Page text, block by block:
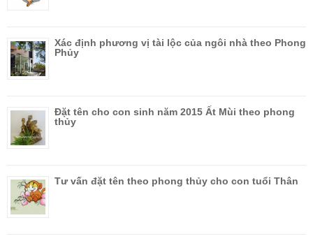
Xác định phương vị tài lộc của ngôi nhà theo Phong
Phủy
Đặt tên cho con sinh năm 2015 Ất Mùi theo phong
thủy
Tư vấn đặt tên theo phong thủy cho con tuổi Thân